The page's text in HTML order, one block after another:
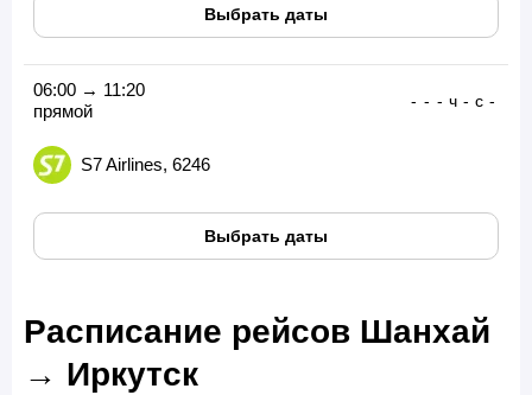
Выбрать даты
06:00 → 11:20
прямой
S7 Airlines, 6246
- - - ч - с -
Выбрать даты
Расписание рейсов Шанхай
→ Иркутск